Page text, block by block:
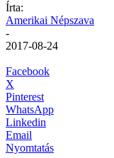
Írta:
Amerikai Népszava
-
2017-08-24
Facebook
X
Pinterest
WhatsApp
Linkedin
Email
Nyomtatás